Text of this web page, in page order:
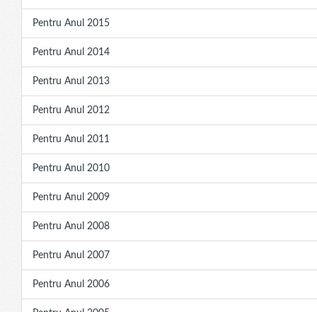
Pentru Anul 2015
Pentru Anul 2014
Pentru Anul 2013
Pentru Anul 2012
Pentru Anul 2011
Pentru Anul 2010
Pentru Anul 2009
Pentru Anul 2008
Pentru Anul 2007
Pentru Anul 2006